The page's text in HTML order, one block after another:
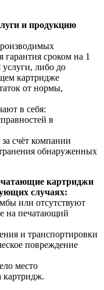
и продукцию
гарантия сроком на 1
либо до
картридже
от нормы,
в себя:
в
счёт компании
обнаруженных
картриджи
случаях:
или отсутствуют
на печатающий
и транспортировки
повреждение
место
картридж.